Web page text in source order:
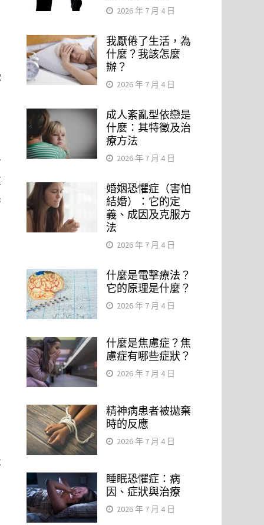
2026 年 7 月 4 日
我厭倦了生活，為
什麼？我該怎麼
辦？
2026 年 7 月 4 日
成人紊亂型依戀是
什麼：其特徵及治
療方法
2026 年 7 月 4 日
婚姻恐懼症（害怕
結婚）：它的定
義、成因及克服方
法
2026 年 7 月 4 日
什麼是電擊療法？
它的原理是什麼？
2026 年 7 月 4 日
什麼是焦慮症？焦
慮症有哪些症狀？
2026 年 7 月 4 日
精神病患者被拋棄
時的反應
2026 年 7 月 4 日
睡眠恐懼症：病
因、症狀與治療
2026 年 7 月 4 日